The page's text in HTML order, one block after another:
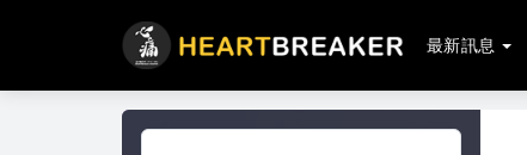
最新訊息